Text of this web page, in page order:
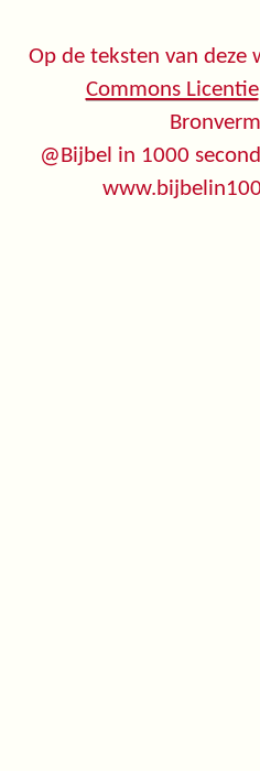
Op de teksten van deze
Commons Licentie
@Bijbel in 1000